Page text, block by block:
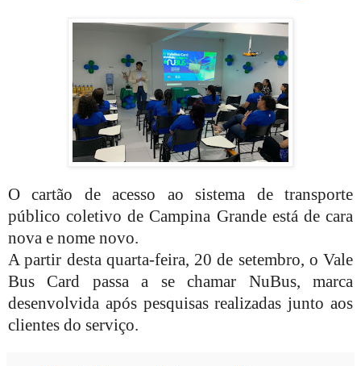
O cartão de acesso ao sistema de transporte
público coletivo de Campina Grande está de cara
nova e nome novo.
A partir desta quarta-feira, 20 de setembro, o Vale
Bus Card passa a se chamar NuBus, marca
desenvolvida após pesquisas realizadas junto aos
clientes do serviço.